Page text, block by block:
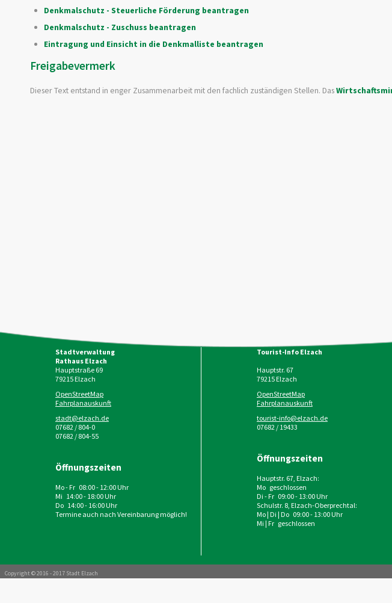
Denkmalschutz - Steuerliche Förderung beantragen
Denkmalschutz - Zuschuss beantragen
Eintragung und Einsicht in die Denkmalliste beantragen
Freigabevermerk
Dieser Text entstand in enger Zusammenarbeit mit den fachlich zuständigen Stellen. Das
Stadtverwaltung
Rathaus Elzach
Hauptstraße 69
79215Elzach
OpenStreetMap
Fahrplanauskunft
stadt@elzach.de
07682 / 804-0
07682 / 804-55
Öffnungszeiten
Mo - Fr 08:00 - 12:00 Uhr
Mi 14:00 - 18:00 Uhr
Do 14:00 - 16:00 Uhr
Termine auch nach Vereinbarung möglich!
Tourist-Info Elzach
Hauptstr. 67
79215Elzach
OpenStreetMap
Fahrplanauskunft
tourist-info@elzach.de
07682 / 19433
Öffnungszeiten
Hauptstr. 67, Elzach:
Mo geschlossen
Di - Fr 09:00 - 13:00 Uhr
Schulstr. 8, Elzach-Oberprechtal:
Mo | Di | Do 09:00 - 13:00 Uhr
Mi | Fr geschlossen
Copyright © 2016 - 2017 Stadt Elzach